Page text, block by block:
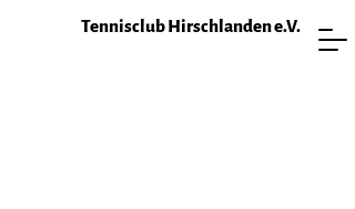
Tennisclub Hirschlanden e.V.